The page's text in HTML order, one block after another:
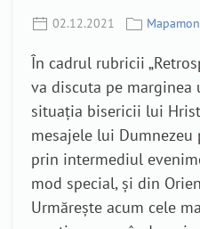
02.12.2021
În cadrul rubricii
va discuta pe marginea
situația bisericii lui
mesajele lui
prin intermediul
mod special, și din
Urmărește acum cele